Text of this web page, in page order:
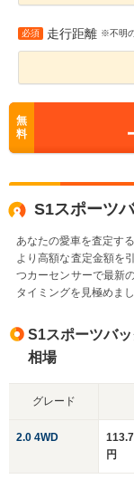
必須 走行距離 ※不明
無
料
S1スポーツ
あなたの愛車を査定す
より高額な査定金額を
つカーセンサーで最新
タイミングを見極めまし
S1スポーツバ
相場
グレード
2.0 4WD
円